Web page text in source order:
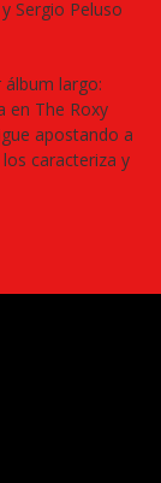
Sergio Peluso
largo:
en The Roxy
apostando a
caracteriza y